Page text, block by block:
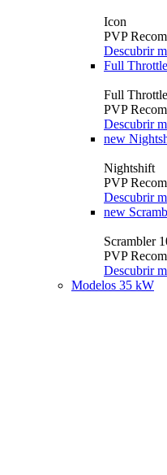
Icon
PVP
Descubrir
Full Throttle
Full Throttle
PVP
Descubrir
new
Nightshift
PVP
Descubrir
new
Scrambler
PVP
Descubrir
Modelos 35 kW